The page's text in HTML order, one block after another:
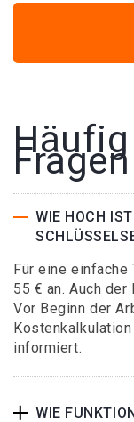
Fragen
WIE HOCH
Für eine
55 € an. Auch
Vor Beginn der
informiert.
WIE